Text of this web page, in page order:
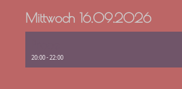
Mittwoch 16.09.2026
20:00 - 22:00